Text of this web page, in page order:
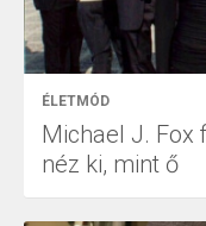
ÉLETMÓD
Michael J. Fox
néz ki, mint ő